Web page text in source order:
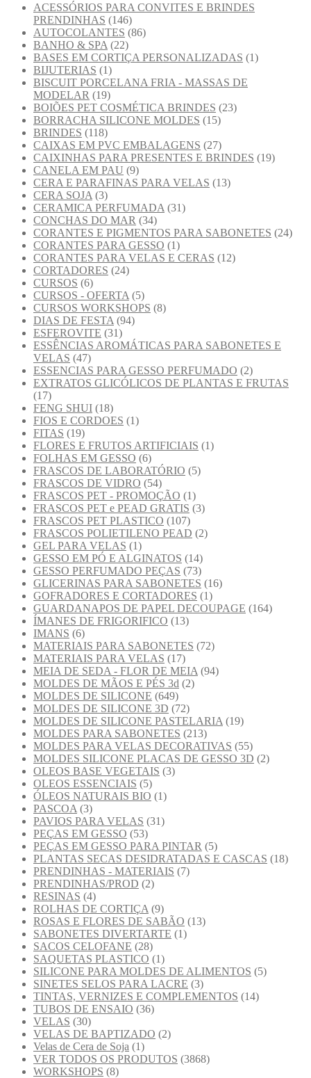
ACESSÓRIOS PARA CONVITES E BRINDES
PRENDINHAS (146)
AUTOCOLANTES (86)
BANHO & SPA (22)
BASES EM CORTIÇA PERSONALIZADAS (1)
BIJUTERIAS (1)
BISCUIT PORCELANA FRIA - MASSAS DE
MODELAR (19)
BOIÕES PET COSMÉTICA BRINDES (23)
BORRACHA SILICONE MOLDES (15)
BRINDES (118)
CAIXAS EM PVC EMBALAGENS (27)
CAIXINHAS PARA PRESENTES E BRINDES (19)
CANELA EM PAU (9)
CERA E PARAFINAS PARA VELAS (13)
CERA SOJA (3)
CERAMICA PERFUMADA (31)
CONCHAS DO MAR (34)
CORANTES E PIGMENTOS PARA SABONETES (24)
CORANTES PARA GESSO (1)
CORANTES PARA VELAS E CERAS (12)
CORTADORES (24)
CURSOS (6)
CURSOS - OFERTA (5)
CURSOS WORKSHOPS (8)
DIAS DE FESTA (94)
ESFEROVITE (31)
ESSÊNCIAS AROMÁTICAS PARA SABONETES E
VELAS (47)
ESSENCIAS PARA GESSO PERFUMADO (2)
EXTRATOS GLICÓLICOS DE PLANTAS E FRUTAS
(17)
FENG SHUI (18)
FIOS E CORDOES (1)
FITAS (19)
FLORES E FRUTOS ARTIFICIAIS (1)
FOLHAS EM GESSO (6)
FRASCOS DE LABORATÓRIO (5)
FRASCOS DE VIDRO (54)
FRASCOS PET - PROMOÇÃO (1)
FRASCOS PET e PEAD GRATIS (3)
FRASCOS PET PLASTICO (107)
FRASCOS POLIETILENO PEAD (2)
GEL PARA VELAS (1)
GESSO EM PÓ E ALGINATOS (14)
GESSO PERFUMADO PEÇAS (73)
GLICERINAS PARA SABONETES (16)
GOFRADORES E CORTADORES (1)
GUARDANAPOS DE PAPEL DECOUPAGE (164)
ÍMANES DE FRIGORIFICO (13)
IMANS (6)
MATERIAIS PARA SABONETES (72)
MATERIAIS PARA VELAS (17)
MEIA DE SEDA - FLOR DE MEIA (94)
MOLDES DE MÃOS E PÉS 3d (2)
MOLDES DE SILICONE (649)
MOLDES DE SILICONE 3D (72)
MOLDES DE SILICONE PASTELARIA (19)
MOLDES PARA SABONETES (213)
MOLDES PARA VELAS DECORATIVAS (55)
MOLDES SILICONE PLACAS DE GESSO 3D (2)
OLEOS BASE VEGETAIS (3)
OLEOS ESSENCIAIS (5)
ÓLEOS NATURAIS BIO (1)
PASCOA (3)
PAVIOS PARA VELAS (31)
PEÇAS EM GESSO (53)
PEÇAS EM GESSO PARA PINTAR (5)
PLANTAS SECAS DESIDRATADAS E CASCAS (18)
PRENDINHAS - MATERIAIS (7)
PRENDINHAS/PROD (2)
RESINAS (4)
ROLHAS DE CORTIÇA (9)
ROSAS E FLORES DE SABÃO (13)
SABONETES DIVERTARTE (1)
SACOS CELOFANE (28)
SAQUETAS PLASTICO (1)
SILICONE PARA MOLDES DE ALIMENTOS (5)
SINETES SELOS PARA LACRE (3)
TINTAS, VERNIZES E COMPLEMENTOS (14)
TUBOS DE ENSAIO (36)
VELAS (30)
VELAS DE BAPTIZADO (2)
Velas de Cera de Soja (1)
VER TODOS OS PRODUTOS (3868)
WORKSHOPS (8)